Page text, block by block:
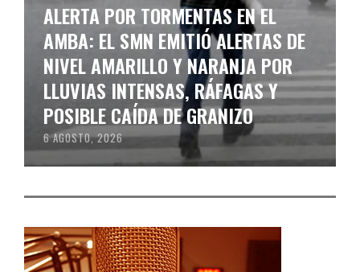
ALERTA POR TORMENTAS EN EL
AMBA: EL SMN EMITIÓ ALERTAS DE
NIVEL AMARILLO Y NARANJA POR
LLUVIAS INTENSAS, RÁFAGAS Y
POSIBLE CAÍDA DE GRANIZO
6 AGOSTO, 2026